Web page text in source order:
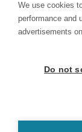
We use cookies
performance and
advertisements
Do not